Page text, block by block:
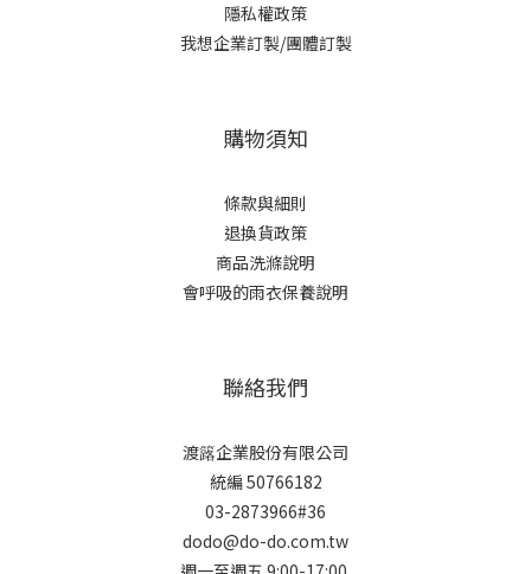
隱私權政策
我想企業訂製/團體訂製
購物須知
條款與細則
退換貨政策
商品洗滌說明
會呼吸的雨衣保養說明
聯絡我們
渡簬企業股份有限公司
統編 50766182
03-2873966#36
dodo@do-do.com.tw